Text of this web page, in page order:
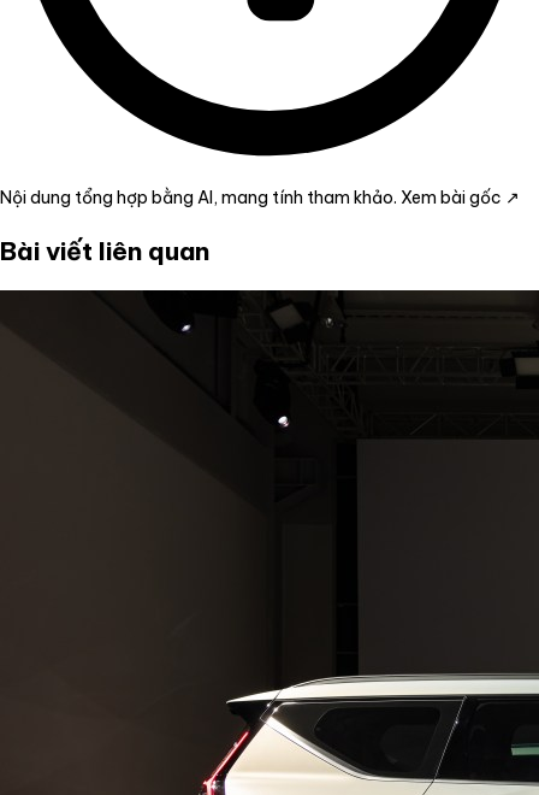
Nội dung tổng hợp bằng AI, mang tính tham khảo. Xem bài gốc ↗
Bài viết liên quan